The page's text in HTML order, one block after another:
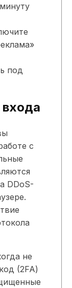
под
с
DDoS-
не
(2FA)